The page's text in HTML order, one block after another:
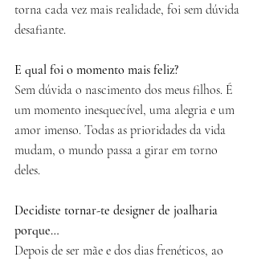
torna cada vez mais realidade, foi sem dúvida
desafiante.
E qual foi o momento mais feliz?
Sem dúvida o nascimento dos meus filhos. É
um momento inesquecível, uma alegria e um
amor imenso. Todas as prioridades da vida
mudam, o mundo passa a girar em torno
deles.
Decidiste tornar-te designer de joalharia
porque…
Depois de ser mãe e dos dias frenéticos, ao